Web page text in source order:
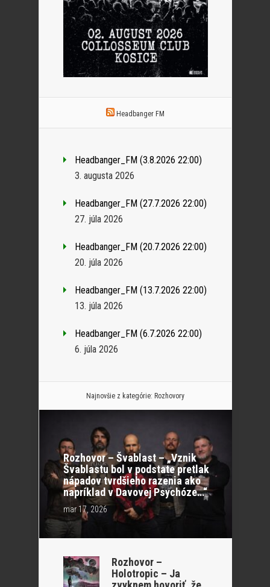
Headbanger FM
Headbanger_FM (3.8.2026 22:00)
3. augusta 2026
Headbanger_FM (27.7.2026 22:00)
27. júla 2026
Headbanger_FM (20.7.2026 22:00)
20. júla 2026
Headbanger_FM (13.7.2026 22:00)
13. júla 2026
Headbanger_FM (6.7.2026 22:00)
6. júla 2026
Najnovšie z kategórie: Rozhovory
Rozhovor – Švablast – „Vznik
Švablastu bol v podstate pretlak
nápadov tvrdšieho razenia ako
napríklad v Davovej Psychóze…“
mar 17, 2026
Rozhovor –
Holotropic – Ja